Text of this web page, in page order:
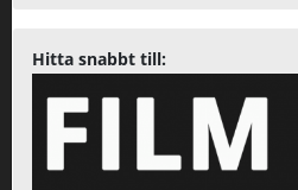
Hitta snabbt till: